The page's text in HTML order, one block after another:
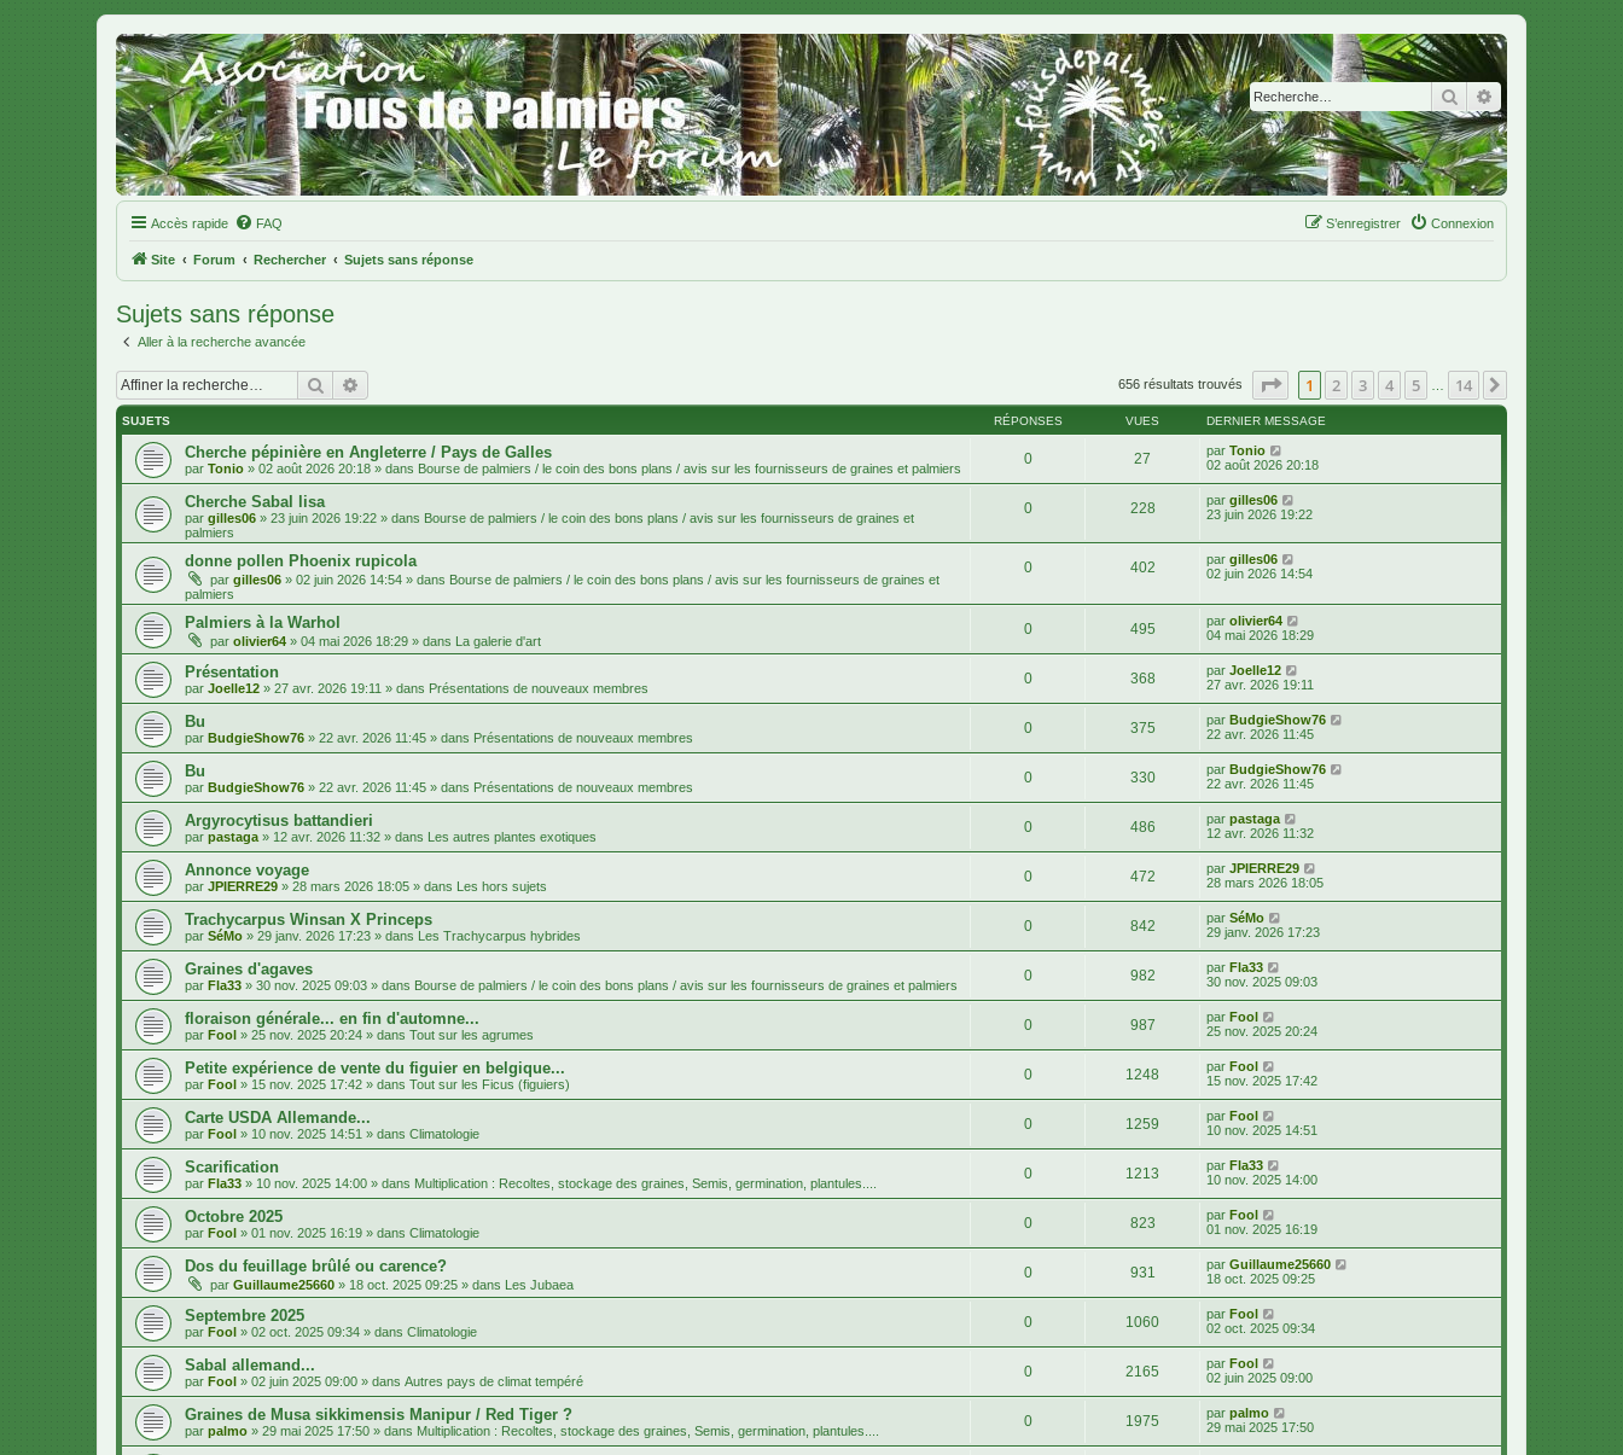
Rechercher
Accès rapide FAQ Connexion
S’enregistrer
Site Forum Rechercher Sujets sans réponse
Sujets sans réponse
Aller à la recherche avancée
Rechercher 656 résultats trouvés Page sur14
1 2 3 4 5 14
SUJETS RÉPONSES VUES DERNIER MESSAGE
Cherche pépinière en Angleterre / Pays de Galles
par Tonio » 02 août 2026 20:18 » dans Bourse de palmiers / le coin des bons plans / avis sur les fournisseurs de graines et palmiers
0 27 par Tonio
02 août 2026 20:18
Cherche Sabal lisa
par gilles06 » 23 juin 2026 19:22 » dans Bourse de palmiers / le coin des bons plans / avis sur les fournisseurs de graines et
palmiers
0 228 par gilles06
23 juin 2026 19:22
donne pollen Phoenix rupicola
par gilles06 » 02 juin 2026 14:54 » dans Bourse de palmiers / le coin des bons plans / avis sur les fournisseurs de graines et
palmiers
0 402 par gilles06
02 juin 2026 14:54
Palmiers à la Warhol
par olivier64 » 04 mai 2026 18:29 » dans La galerie d'art
0 495 par olivier64
04 mai 2026 18:29
Présentation
par Joelle12 » 27 avr. 2026 19:11 » dans Présentations de nouveaux membres
0 368 par Joelle12
27 avr. 2026 19:11
Bu
par BudgieShow76 » 22 avr. 2026 11:45 » dans Présentations de nouveaux membres
0 375 par BudgieShow76
22 avr. 2026 11:45
Bu
par BudgieShow76 » 22 avr. 2026 11:45 » dans Présentations de nouveaux membres
0 330 par BudgieShow76
22 avr. 2026 11:45
Argyrocytisus battandieri
par pastaga » 12 avr. 2026 11:32 » dans Les autres plantes exotiques
0 486 par pastaga
12 avr. 2026 11:32
Annonce voyage
par JPIERRE29 » 28 mars 2026 18:05 » dans Les hors sujets
0 472 par JPIERRE29
28 mars 2026 18:05
Trachycarpus Winsan X Princeps
par SéMo » 29 janv. 2026 17:23 » dans Les Trachycarpus hybrides
0 842 par SéMo
29 janv. 2026 17:23
Graines d'agaves
par Fla33 » 30 nov. 2025 09:03 » dans Bourse de palmiers / le coin des bons plans / avis sur les fournisseurs de graines et palmiers
0 982 par Fla33
30 nov. 2025 09:03
floraison générale... en fin d'automne...
par Fool » 25 nov. 2025 20:24 » dans Tout sur les agrumes
0 987 par Fool
25 nov. 2025 20:24
Petite expérience de vente du figuier en belgique...
par Fool » 15 nov. 2025 17:42 » dans Tout sur les Ficus (figuiers)
0 1248 par Fool
15 nov. 2025 17:42
Carte USDA Allemande...
par Fool » 10 nov. 2025 14:51 » dans Climatologie
0 1259 par Fool
10 nov. 2025 14:51
Scarification
par Fla33 » 10 nov. 2025 14:00 » dans Multiplication : Recoltes, stockage des graines, Semis, germination, plantules....
0 1213 par Fla33
10 nov. 2025 14:00
Octobre 2025
par Fool » 01 nov. 2025 16:19 » dans Climatologie
0 823 par Fool
01 nov. 2025 16:19
Dos du feuillage brûlé ou carence?
par Guillaume25660 » 18 oct. 2025 09:25 » dans Les Jubaea
0 931 par Guillaume25660
18 oct. 2025 09:25
Septembre 2025
par Fool » 02 oct. 2025 09:34 » dans Climatologie
0 1060 par Fool
02 oct. 2025 09:34
Sabal allemand...
par Fool » 02 juin 2025 09:00 » dans Autres pays de climat tempéré
0 2165 par Fool
02 juin 2025 09:00
Graines de Musa sikkimensis Manipur / Red Tiger ?
par palmo » 29 mai 2025 17:50 » dans Multiplication : Recoltes, stockage des graines, Semis, germination, plantules....
0 1975 par palmo
29 mai 2025 17:50